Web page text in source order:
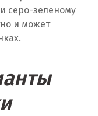
серо-зеленому
и может